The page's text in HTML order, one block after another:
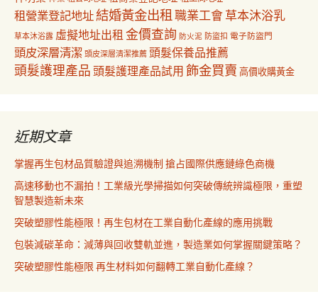
租營業登記地址結婚黃金出租職業工會草本沐浴乳
草本沐浴露 虛擬地址出租 金價查詢 防火泥 防盜扣 電子防盜門
頭皮深層清潔 頭皮深層清潔推薦 頭髮保養品推薦
頭髮護理產品 頭髮護理產品試用 飾金買賣 高價收購黃金
近期文章
掌握再生包材品質驗證與追溯機制 搶占國際供應鏈綠色商機
高速移動也不漏拍！工業級光學掃描如何突破傳統辨識極限，重塑
智慧製造新未來
突破塑膠性能極限！再生包材在工業自動化產線的應用挑戰
包裝減碳革命：減薄與回收雙軌並進，製造業如何掌握關鍵策略？
突破塑膠性能極限 再生材料如何翻轉工業自動化產線？